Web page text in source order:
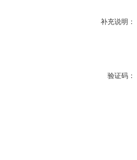
补充说明：
验证码：